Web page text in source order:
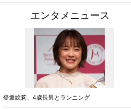
エンタメニュース
登坂絵莉、4歳長男とランニング